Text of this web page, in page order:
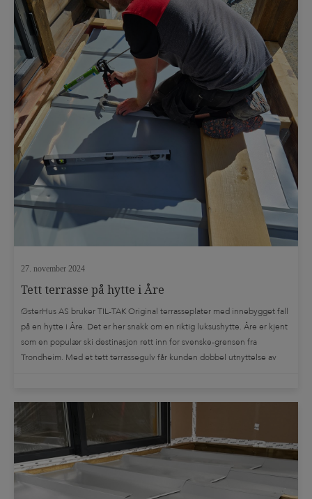
27. november 2024
Tett terrasse på hytte i Åre
ØsterHus AS bruker TIL-TAK Original terrasseplater med innebygget fall
på en hytte i Åre. Det er her snakk om en riktig luksushytte. Åre er kjent
som en populær ski destinasjon rett inn for svenske-grensen fra
Trondheim. Med et tett terrassegulv får kunden dobbel utnyttelse av